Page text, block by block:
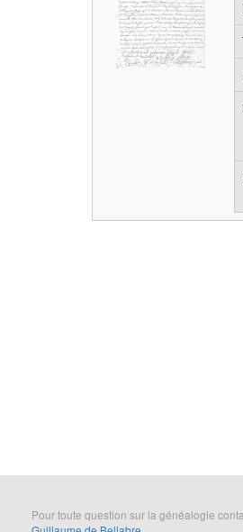
Pour toute question sur la généalogie